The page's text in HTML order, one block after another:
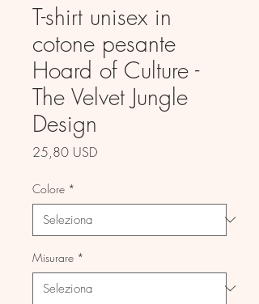
T-shirt unisex in
cotone pesante
Hoard of Culture -
The Velvet Jungle
Design
25,80 USDPrezzo
Colore *
Misurare *